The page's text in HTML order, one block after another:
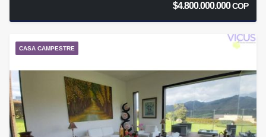
$4.800.000.000COP
CASA CAMPESTRE